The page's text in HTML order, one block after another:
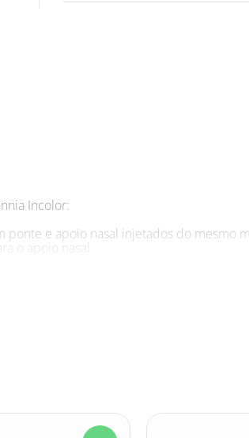
Incolor:
ponte e apoio nasal injetados do mesmo
o apoio nasal
lateralmente nos óculos e com
assistência técnica